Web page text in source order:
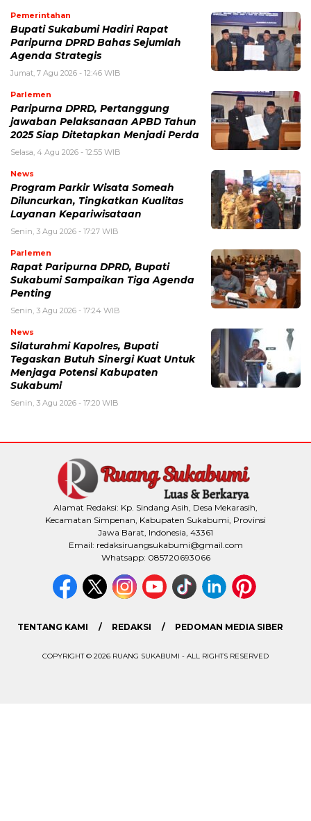
Pemerintahan
Bupati Sukabumi Hadiri Rapat
Paripurna DPRD Bahas Sejumlah
Agenda Strategis
Jumat, 7 Agu 2026 - 12:46 WIB
Parlemen
Paripurna DPRD, Pertanggung
jawaban Pelaksanaan APBD Tahun
2025 Siap Ditetapkan Menjadi Perda
Selasa, 4 Agu 2026 - 12:55 WIB
News
Program Parkir Wisata Someah
Diluncurkan, Tingkatkan Kualitas
Layanan Kepariwisataan
Senin, 3 Agu 2026 - 17:27 WIB
Parlemen
Rapat Paripurna DPRD, Bupati
Sukabumi Sampaikan Tiga Agenda
Penting
Senin, 3 Agu 2026 - 17:24 WIB
News
Silaturahmi Kapolres, Bupati
Tegaskan Butuh Sinergi Kuat Untuk
Menjaga Potensi Kabupaten
Sukabumi
Senin, 3 Agu 2026 - 17:20 WIB
Alamat Redaksi: Kp. Sindang Asih, Desa Mekarasih,
Kecamatan Simpenan, Kabupaten Sukabumi, Provinsi
Jawa Barat, Indonesia, 43361
Email: redaksiruangsukabumi@gmail.com
Whatsapp: 085720693066
TENTANG KAMI REDAKSI PEDOMAN MEDIA SIBER
COPYRIGHT © 2026 RUANG SUKABUMI - ALL RIGHTS RESERVED